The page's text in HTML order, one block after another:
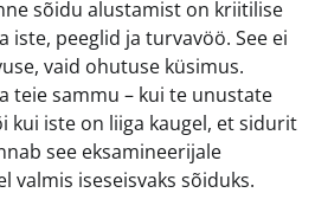
sõidu alustamist on kriitilise
iste, peeglid ja turvavöö. See ei
vaid ohutuse küsimus.
teie sammu – kui te unustate
kui iste on liiga kaugel, et sidurit
see eksamineerijale
valmis iseseisvaks sõiduks.